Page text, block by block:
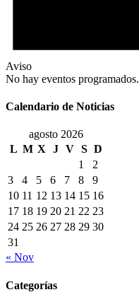
Aviso
No hay eventos programados.
Calendario de Noticias
agosto 2026
L M X J V S D
1
2
3
4 5 6 7 8
9
10 11 12 13 14 15 16
17 18 19 20 21 22 23
24 25 26 27 28 29 30
31
« Nov
Categorías